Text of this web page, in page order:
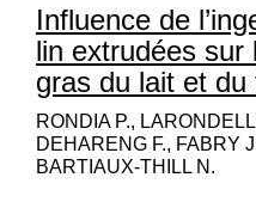
Influence de
lin extrudées sur
gras du lait et
RONDIA P.,
DEHARENG F., FABRY
BARTIAUX-THILL N.